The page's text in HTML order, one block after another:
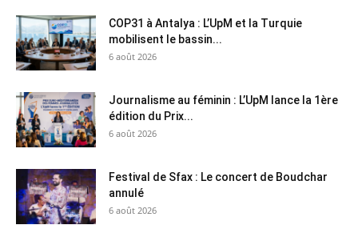
COP31 à Antalya : L’UpM et la Turquie
mobilisent le bassin...
6 août 2026
Journalisme au féminin : L’UpM lance la 1ère
édition du Prix...
6 août 2026
Festival de Sfax : Le concert de Boudchar
annulé
6 août 2026